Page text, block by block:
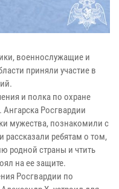
военнослужащие и
приняли участие в
и полка по охране
Ангарска Росгвардии
мужества, познакомили с
рассказали ребятам о том,
родной страны и чтить
на ее защите.
Росгвардии по